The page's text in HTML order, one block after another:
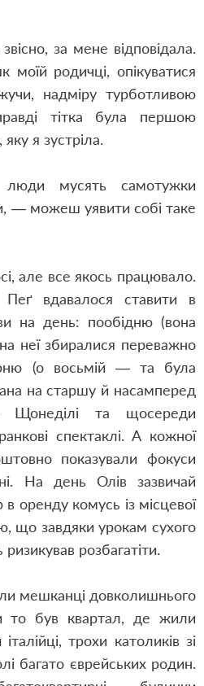
за мене відповідала.
моїй родичці, опікуватися
надміру турботливою
тітка була першою
я зустріла.
мусять самотужки
— можеш уявити собі таке
але все якось працювало.
Пеґ вдавалося ставити в
на день: пообідню (вона
на неї збиралися переважно
(о восьмій — та була
на старшу й насамперед
Щонеділі та щосереди
спектаклі. А кожної
показували фокуси
На день Олів зазвичай
оренду комусь із місцевої
що завдяки урокам сухого
розбагатіти.
мешканці довколишнього
то був квартал, де жили
трохи католиків зі
багато єврейських родин.